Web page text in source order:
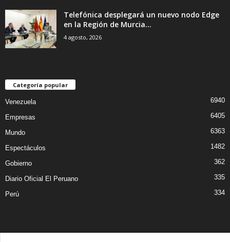
Telefónica desplegará un nuevo nodo Edge
en la Región de Murcia...
4 agosto, 2026
Categoría popular
Venezuela 6940
Empresas 6405
Mundo 6363
Espectáculos 1482
Gobierno 362
Diario Oficial El Peruano 335
Perú 334